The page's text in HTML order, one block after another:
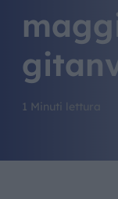
1 Minuti lettura